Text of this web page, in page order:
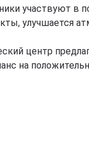
участвуют в
улучшается
центр
на